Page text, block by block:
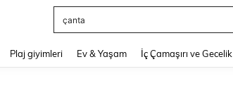
çanta
Plaj giyimleri Ev & Yaşam İç Çamaşırı ve Gecelik